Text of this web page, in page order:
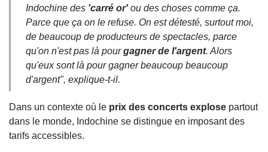
Indochine des 'carré or'ou des choses comme ça.
Parce que ça on le refuse. On est détesté, surtout moi,
de beaucoup de producteurs de spectacles, parce
qu'on n'est pas là pourgagner de l'argent. Alors
qu'eux sont là pour gagner beaucoup beaucoup
d'argent", explique-t-il.
Dans un contexte où le prix des concerts explose partout
dans le monde, Indochine se distingue en imposant des
tarifs accessibles.